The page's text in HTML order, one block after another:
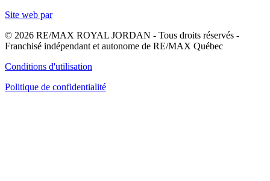
Site web par
© 2026 RE/MAX ROYAL JORDAN - Tous droits réservés -
Franchisé indépendant et autonome de RE/MAX Québec
Conditions d'utilisation
Politique de confidentialité